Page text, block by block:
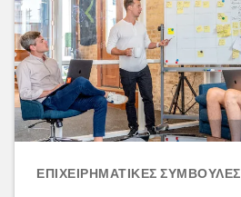
ΕΠΙΧΕΙΡΗΜΑΤΙΚΈΣ ΣΥΜΒΟΥΛΈΣ